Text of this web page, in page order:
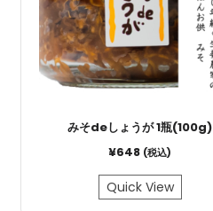
みそdeしょうが 1瓶(100g)
¥648 (税込)
Quick View